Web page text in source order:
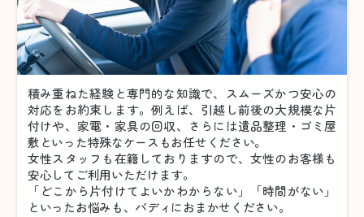
積み重ねた経験と専門的な知識で、スムーズかつ安心の
対応をお約束します。例えば、引越し前後の大規模な片
付けや、家電・家具の回収、さらには遺品整理・ゴミ屋
敷といった特殊なケースもお任せください。
女性スタッフも在籍しておりますので、女性のお客様も
安心してご利用いただけます。
「どこから片付けてよいかわからない」「時間がない」
といったお悩みも、バディにおまかせください。